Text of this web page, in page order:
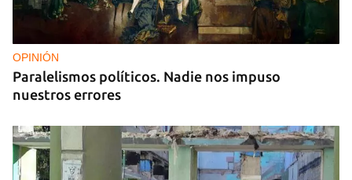
OPINIÓN
Paralelismos políticos. Nadie nos impuso
nuestros errores